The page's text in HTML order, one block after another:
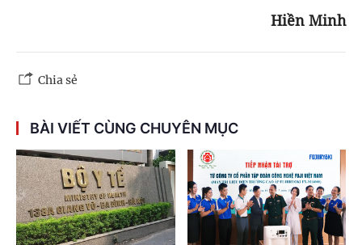
Hiền Minh
Chia sẻ
BÀI VIẾT CÙNG CHUYÊN MỤC